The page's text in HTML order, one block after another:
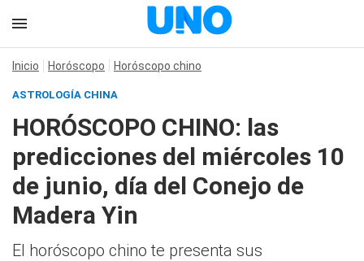
Inicio Horóscopo Horóscopo chino
ASTROLOGÍA CHINA
HORÓSCOPO CHINO: las
predicciones del miércoles 10
de junio, día del Conejo de
Madera Yin
El horóscopo chino te presenta sus